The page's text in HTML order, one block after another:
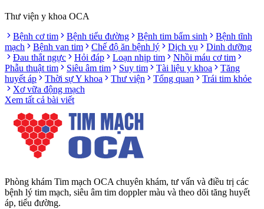
Thư viện y khoa OCA
Bệnh cơ tim
Bệnh tiểu đường Bệnh tim bẩm sinh
Bệnh tĩnh
mạch
Bệnh van tim Chế độ ăn bệnh lý Dịch vụ
Dinh dưỡng
Đau thắt ngực
Hỏi đáp Loạn nhịp tim
Nhồi máu cơ tim
Phẫu thuật tim
Siêu âm tim Suy tim Tài liệu y khoa
Tăng
huyết áp
Thời sự Y khoa Thư viện Tổng quan
Trái tim khỏe
Xơ vữa động mạch
Xem tất cả bài viết
Phòng khám Tim mạch OCA chuyên khám, tư vấn và điều trị các
bệnh lý tim mạch, siêu âm tim doppler màu và theo dõi tăng huyết
áp, tiểu đường.